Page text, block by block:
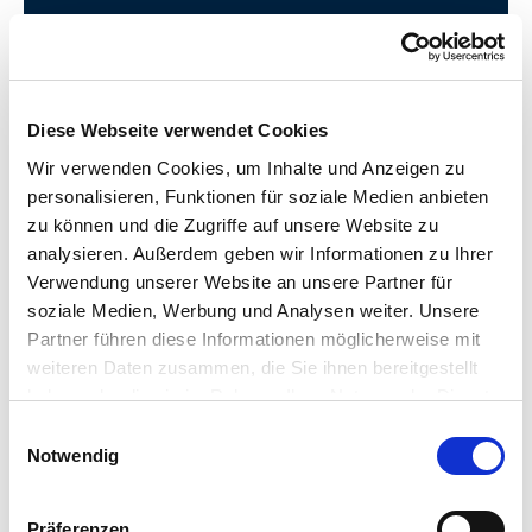
Diese Webseite verwendet Cookies
Wir verwenden Cookies, um Inhalte und Anzeigen zu
personalisieren, Funktionen für soziale Medien anbieten
zu können und die Zugriffe auf unsere Website zu
analysieren. Außerdem geben wir Informationen zu Ihrer
Verwendung unserer Website an unsere Partner für
soziale Medien, Werbung und Analysen weiter. Unsere
Partner führen diese Informationen möglicherweise mit
weiteren Daten zusammen, die Sie ihnen bereitgestellt
haben oder die sie im Rahmen Ihrer Nutzung der Dienste
Notwendig
DIE STORES
Markenkonzepte JEANS FRITZ und BLACKOUT spiegeln sich
auch in der permanenten Modernisierung der jeweiligen
großzügigen Verkaufsflächen, geräumigen Umkleidekabinen
sowie einer klar strukturierten und zielgruppenorientierten
»JEANS FRITZ«, ebenso wie in der Schweiz mit »BLACKOUT«,
ein Einkaufserlebnis im modernen, freundlichen Ambiente.